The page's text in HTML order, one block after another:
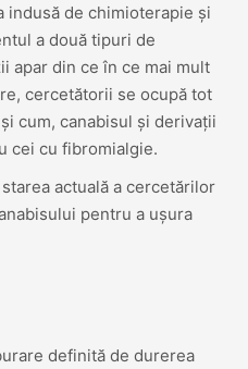
indusă de chimioterapie și
a două tipuri de
apar din ce în ce mai mult
cercetătorii se ocupă tot
cum, canabisul și derivații
cei cu fibromialgie.
actuală a cercetărilor
pentru a ușura
definită de durerea